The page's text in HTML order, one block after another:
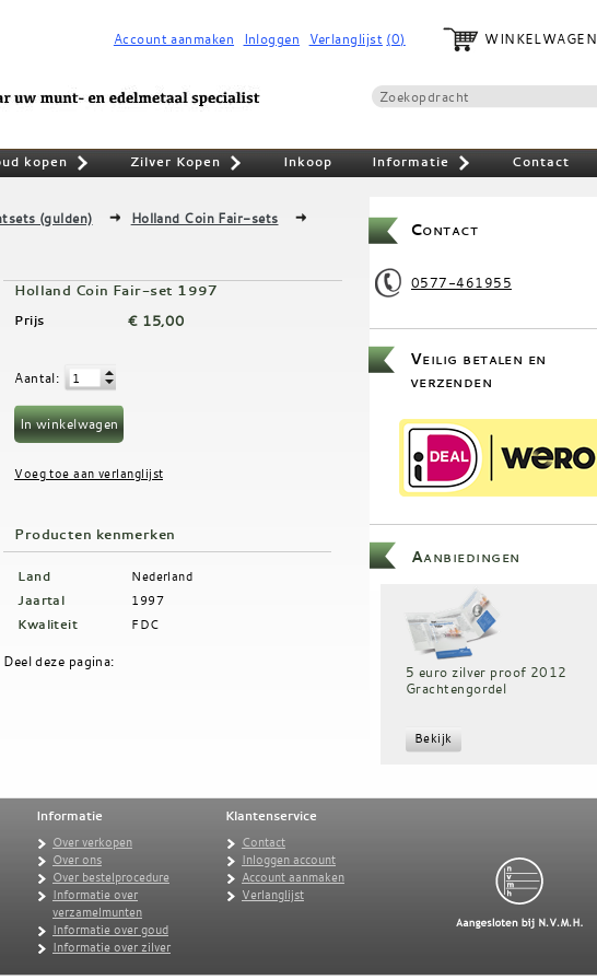
Account aanmaken Inloggen Verlanglijst (0) WINKELWAGEN
kopen Zilver Kopen Inkoop Informatie Contact
(gulden)
Holland Coin Fair-sets
Holland Coin Fair-set 1997
Prijs € 15,00
Aantal:
Producten kenmerken
Land Nederland
Jaartal 1997
Kwaliteit FDC
Deel deze pagina:
Contact
0577-461955
Veilig betalen en
verzenden
Aanbiedingen
5 euro zilver proof 2012
Grachtengordel
Informatie
Over verkopen
Over ons
Over bestelprocedure
Informatie over
verzamelmunten
Informatie over goud
Informatie over zilver
Klantenservice
Contact
Inloggen account
Account aanmaken
Verlanglijst